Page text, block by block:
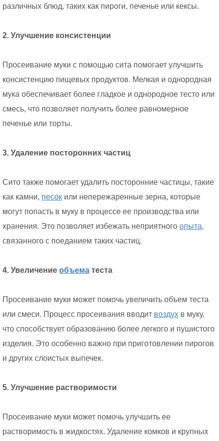
различных блюд, таких как пироги, печенье или кексы.
2. Улучшение консистенции
Просеивание муки с помощью сита помогает улучшить
консистенцию пищевых продуктов. Мелкая и однородная
мука обеспечивает более гладкое и однородное тесто или
смесь, что позволяет получить более равномерное
печенье или торты.
3. Удаление посторонних частиц
Сито также помогает удалить посторонние частицы, такие
как камни, песок или непережаренные зерна, которые
могут попасть в муку в процессе ее производства или
хранения. Это позволяет избежать неприятного опыта,
связанного с поеданием таких частиц.
4. Увеличение объема теста
Просеивание муки может помочь увеличить объем теста
или смеси. Процесс просеивания вводит воздух в муку,
что способствует образованию более легкого и пушистого
изделия. Это особенно важно при приготовлении пирогов
и других слоистых выпечек.
5. Улучшение растворимости
Просеивание муки может помочь улучшить ее
растворимость в жидкостях. Удаление комков и крупных